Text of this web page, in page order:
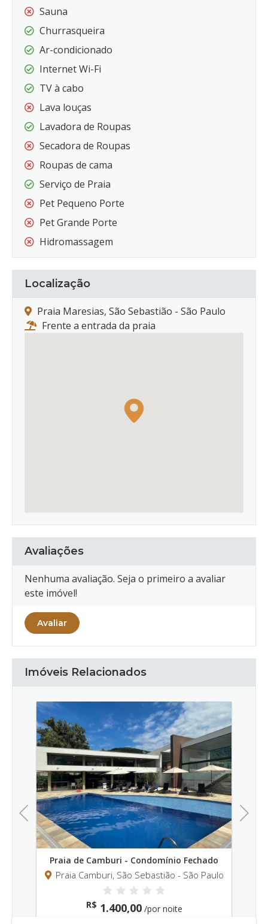
Sauna
Churrasqueira
Ar-condicionado
Internet Wi-Fi
TV à cabo
Lava louças
Lavadora de Roupas
Secadora de Roupas
Roupas de cama
Serviço de Praia
Pet Pequeno Porte
Pet Grande Porte
Hidromassagem
Localização
Praia Maresias, São Sebastião - São Paulo
Frente a entrada da praia
Avaliações
Nenhuma avaliação. Seja o primeiro a avaliar
este imóvel!
Avaliar
Imóveis Relacionados
Previous
Fechado
- São Paulo
Praia Juquehy – Condomínio Fechado
Praia Juquehy, São Sebastião - São
R$ 1.500,00
Next